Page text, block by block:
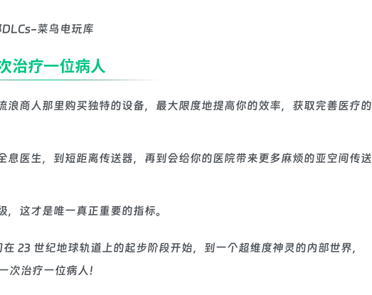
商人那里购买独特的设备，最大限度地提高你的效率，获取完善医疗的
医生，到短距离传送器，再到会给你的医院带来更多麻烦的亚空间传送
这才是唯一真正重要的指标。
23 世纪地球轨道上的起步阶段开始，到一个超维度神灵的内部世界，
治疗一位病人！